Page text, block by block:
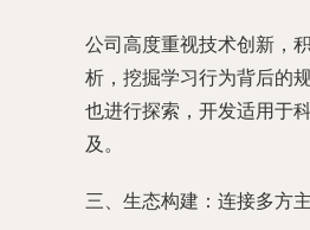
公司高度重视技术创新，
析，挖掘学习行为背后的
也进行探索，开发适用于
及。
三、生态构建：连接多方